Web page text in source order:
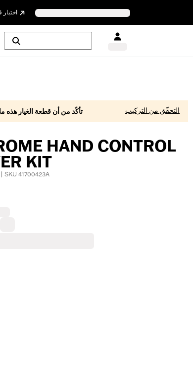
اختبار
تأكّد من أن قطعة الغيار هذه التحقّق من التركيب
HAND CONTROL
KIT
رقم القطعة | SKU 41700423A